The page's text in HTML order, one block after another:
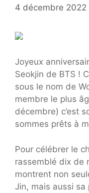
4 décembre 2022
Joyeux
Seokjin de BTS !
sous le nom de
membre le plus
décembre) c’est
sommes prêts à
Pour célébrer le
rassemblé dix de
montrent non
Jin, mais aussi sa